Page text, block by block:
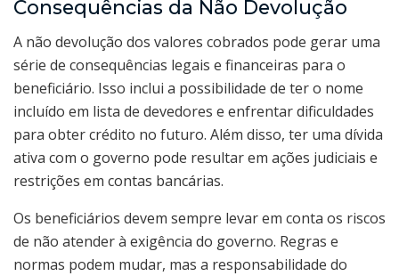
Consequências da Não Devolução
A não devolução dos valores cobrados pode gerar uma
série de consequências legais e financeiras para o
beneficiário. Isso inclui a possibilidade de ter o nome
incluído em lista de devedores e enfrentar dificuldades
para obter crédito no futuro. Além disso, ter uma dívida
ativa com o governo pode resultar em ações judiciais e
restrições em contas bancárias.
Os beneficiários devem sempre levar em conta os riscos
de não atender à exigência do governo. Regras e
normas podem mudar, mas a responsabilidade do